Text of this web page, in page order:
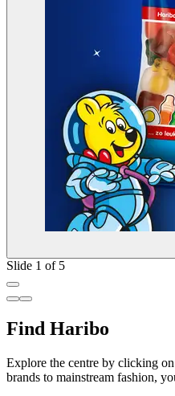
Slide 1 of 5
Find Haribo
Explore the centre by clicking
brands to mainstream fashion,